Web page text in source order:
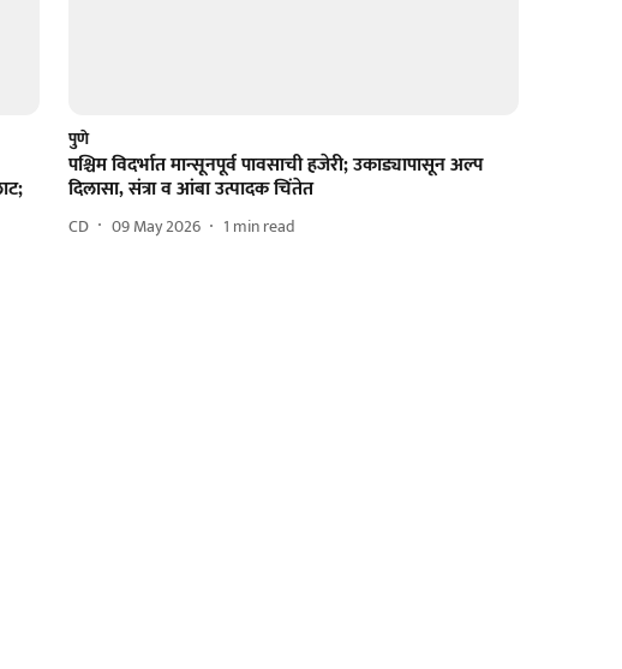
पुणे
पश्चिम विदर्भात मान्सूनपूर्व पावसाची हजेरी; उकाड्यापासून अल्प
दिलासा, संत्रा व आंबा उत्पादक चिंतेत
CD 09 May 2026 1 min read